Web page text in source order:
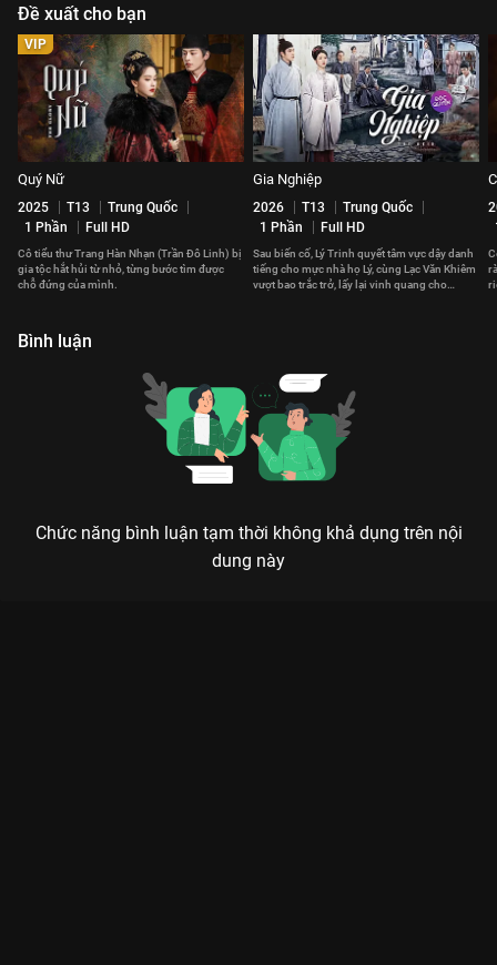
Đề xuất cho bạn
VIP
Quý Nữ
2025 T13
Trung Quốc
1 Phần
Full HD
Cô tiểu thư Trang Hàn Nhạn (Trần Đô Linh) bị
gia tộc hắt hủi từ nhỏ, từng bước tìm được
chỗ đứng của mình.
Gia Nghiệp
2026 T13
Trung Quốc
1 Phần
Full HD
Sau biến cố, Lý Trinh quyết tâm vực dậy danh
tiếng cho mực nhà họ Lý, cùng Lạc Văn Khiêm
vượt bao trắc trở, lấy lại vinh quang cho
Bình luận
Chức năng bình luận tạm thời không khả dụng trên nội
dung này